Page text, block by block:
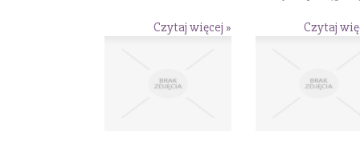
Czytaj więcej » Czytaj